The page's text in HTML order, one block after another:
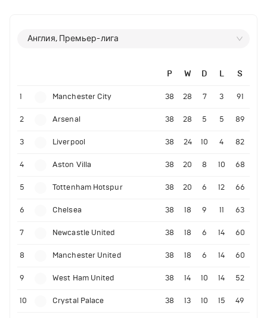
Англия, Премьер-лига
P W D L S
1 Manchester City 38 28 7 3 91
2 Arsenal 38 28 5 5 89
3 Liverpool 38 24 10 4 82
4 Aston Villa 38 20 8 10 68
5 Tottenham Hotspur 38 20 6 12 66
6 Chelsea 38 18 9 11 63
7 Newcastle United 38 18 6 14 60
8 Manchester United 38 18 6 14 60
9 West Ham United 38 14 10 14 52
10 Crystal Palace 38 13 10 15 49